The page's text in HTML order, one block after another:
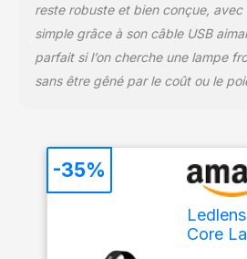
reste robuste et bien conçue,
simple grâce à son câble USB
parfait si l’on cherche une lampe
sans être gêné par le coût ou le
Core
-35%